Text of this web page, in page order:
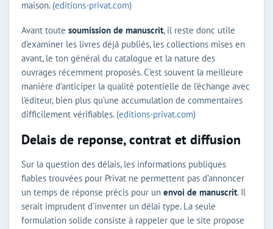
maison. (editions-privat.com)
Avant toute soumission de manuscrit, il reste donc utile
d’examiner les livres déjà publiés, les collections mises en
avant, le ton général du catalogue et la nature des
ouvrages récemment proposés. C’est souvent la meilleure
manière d’anticiper la qualité potentielle de l’échange avec
l’éditeur, bien plus qu’une accumulation de commentaires
difficilement vérifiables. (editions-privat.com)
Delais de reponse, contrat et diffusion
Sur la question des délais, les informations publiques
fiables trouvées pour Privat ne permettent pas d’annoncer
un temps de réponse précis pour un envoi de manuscrit. Il
serait imprudent d’inventer un délai type. La seule
formulation solide consiste à rappeler que le site propose